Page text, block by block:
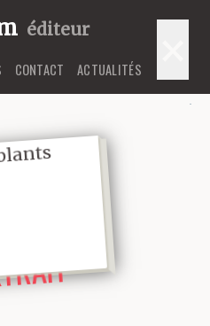
éditeur
CONTACT ACTUALITÉS